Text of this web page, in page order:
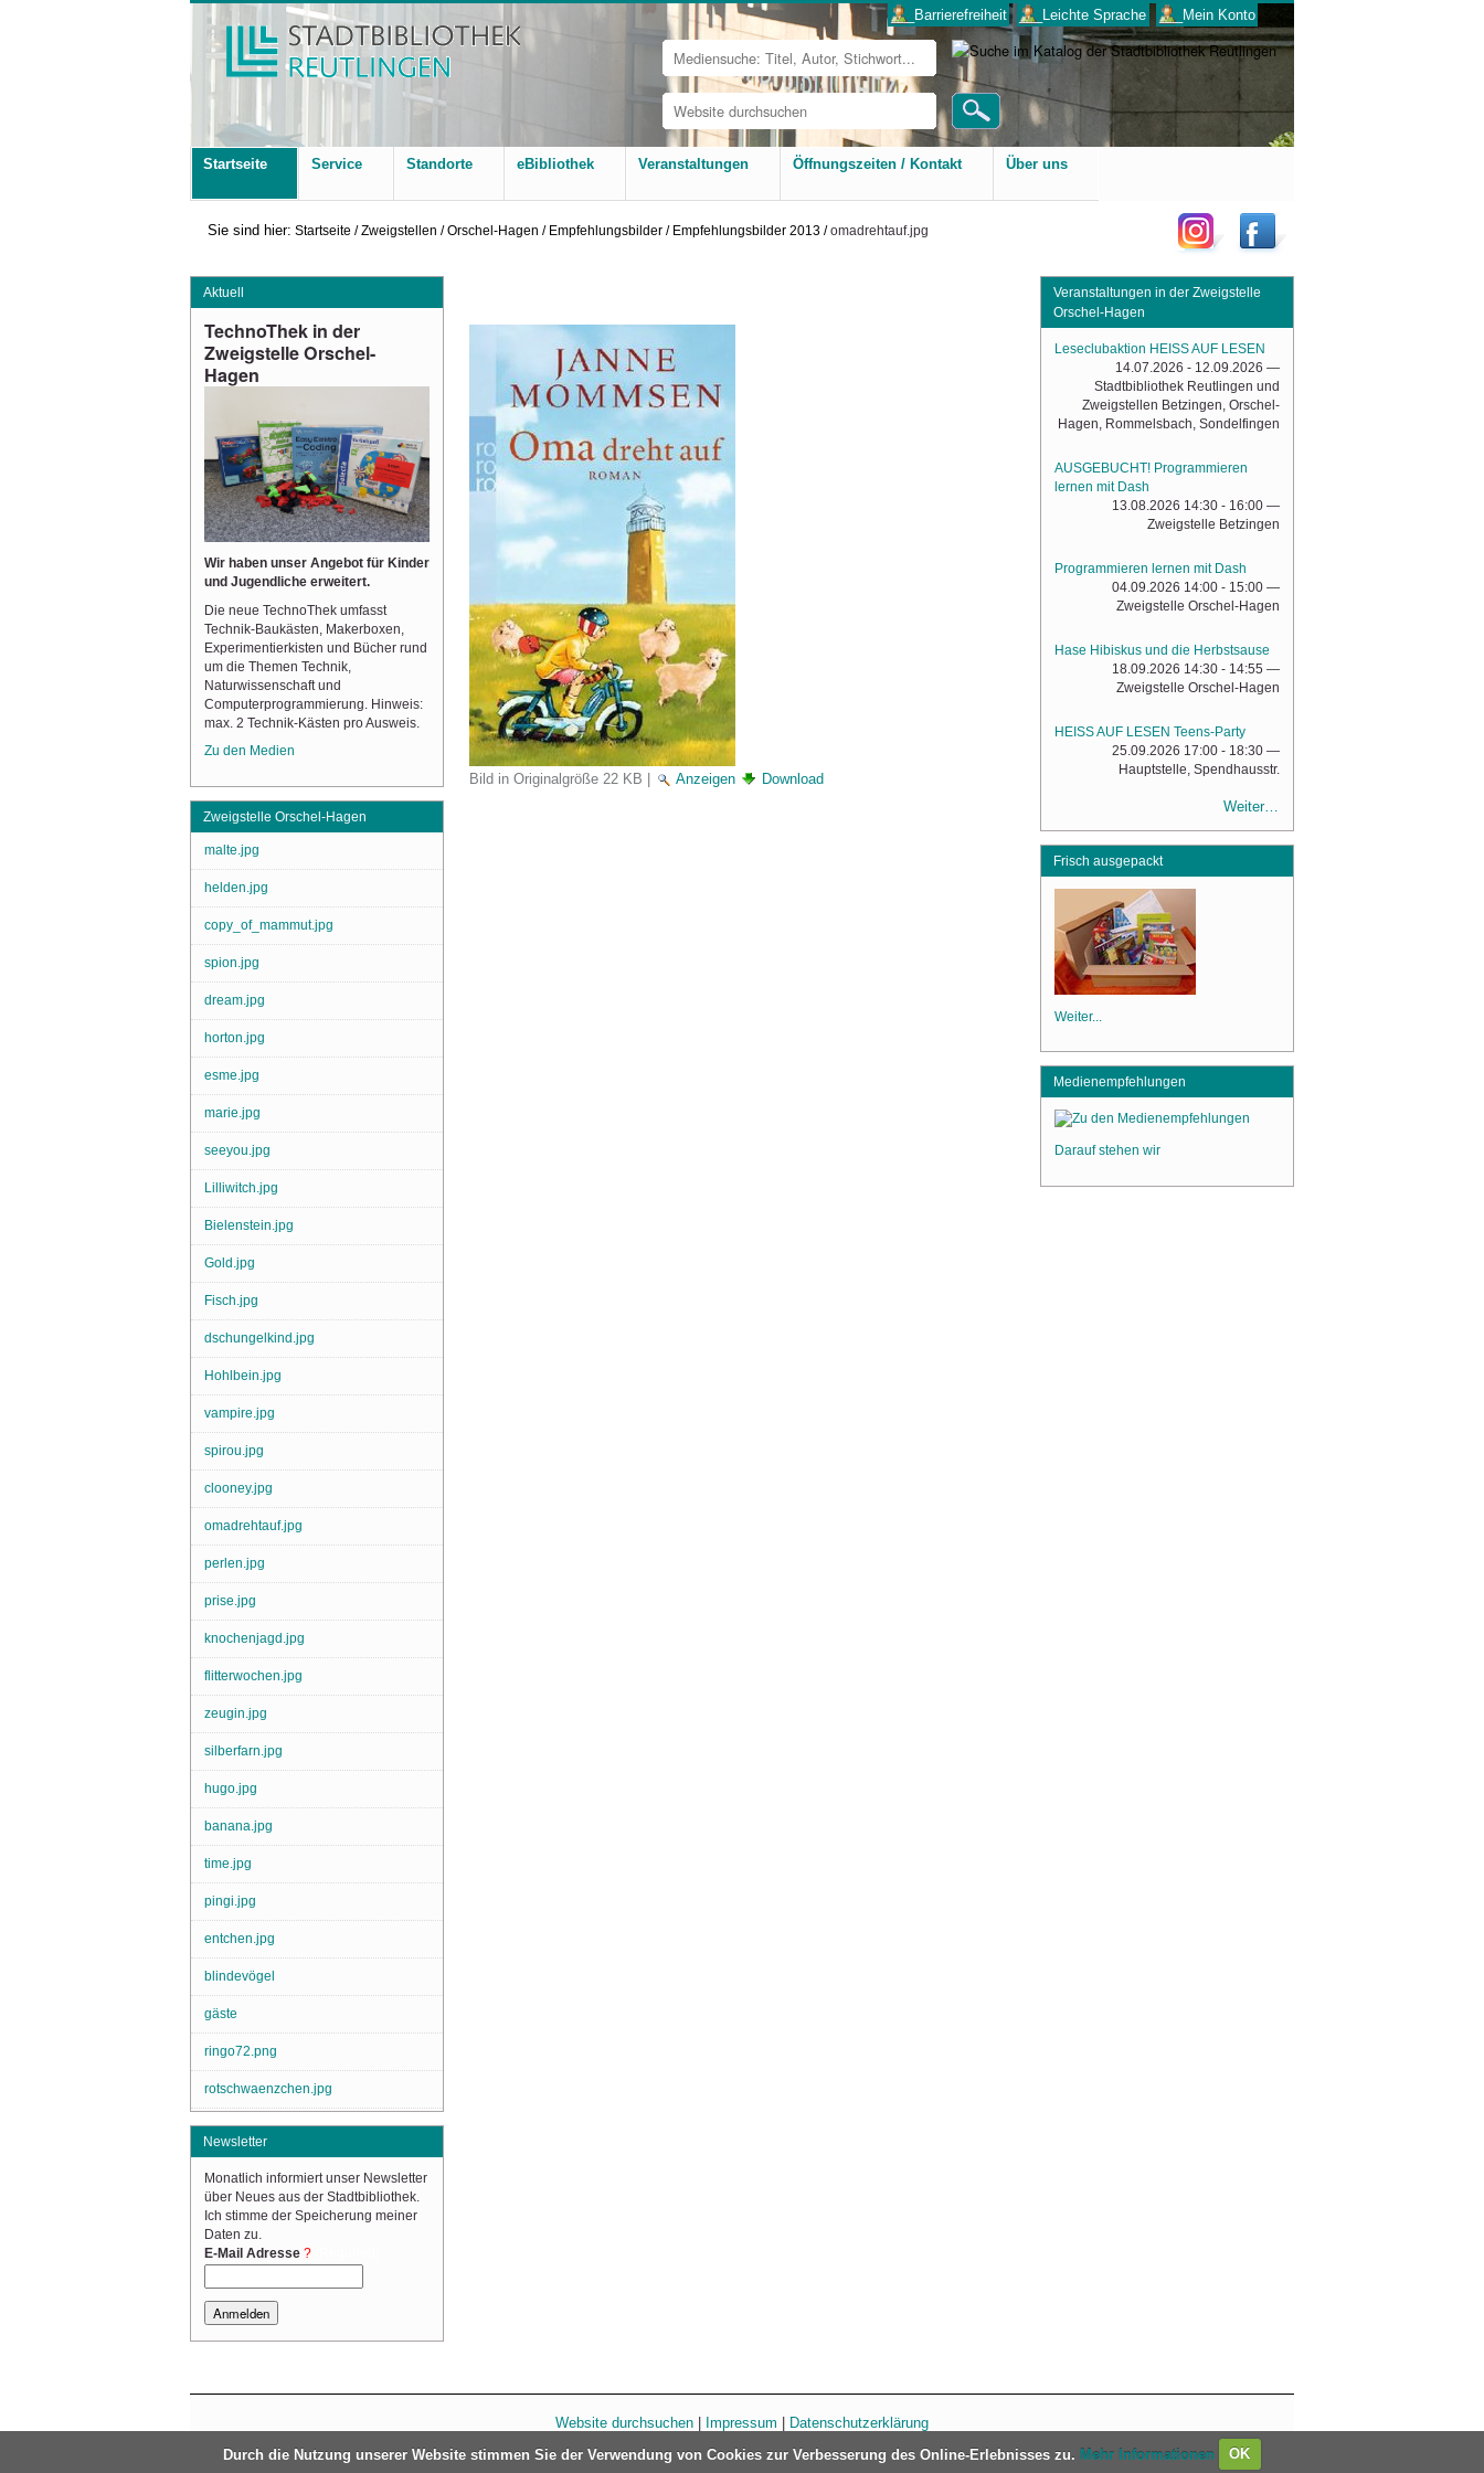
Website
durchsuchen
Erweiterte
Suche…
___Barrierefreiheit ___Leichte Sprache ___Mein Konto
Startseite Service Standorte eBibliothek Veranstaltungen Öffnungszeiten / Kontakt Über uns
Sie sind hier: Startseite /Zweigstellen /Orschel-Hagen / Empfehlungsbilder / Empfehlungsbilder 2013 /omadrehtauf.jpg
Bild in Originalgröße 22 KB Anzeigen Download
Aktuell
TechnoThek in der
Zweigstelle Orschel-
Hagen
Wir haben unser Angebot für Kinder
und Jugendliche erweitert.
Die neue TechnoThek umfasst
Technik-Baukästen, Makerboxen,
Experimentierkisten und Bücher rund
um die Themen Technik,
Naturwissenschaft und
Computerprogrammierung. Hinweis:
max. 2 Technik-Kästen pro Ausweis.
Zu den Medien
Zweigstelle Orschel-Hagen
malte.jpg
helden.jpg
copy_of_mammut.jpg
spion.jpg
dream.jpg
horton.jpg
esme.jpg
marie.jpg
seeyou.jpg
Lilliwitch.jpg
Bielenstein.jpg
Gold.jpg
Fisch.jpg
dschungelkind.jpg
Hohlbein.jpg
vampire.jpg
spirou.jpg
clooney.jpg
omadrehtauf.jpg
perlen.jpg
prise.jpg
knochenjagd.jpg
flitterwochen.jpg
zeugin.jpg
silberfarn.jpg
hugo.jpg
banana.jpg
time.jpg
pingi.jpg
entchen.jpg
blindevögel
gäste
ringo72.png
rotschwaenzchen.jpg
Newsletter
Monatlich informiert unser Newsletter
über Neues aus der Stadtbibliothek.
Ich stimme der Speicherung meiner
Daten zu.
E-Mail Adresse
Veranstaltungen in der Zweigstelle
Orschel-Hagen
Leseclubaktion HEISS AUF LESEN
14.07.2026 - 12.09.2026 —
Stadtbibliothek Reutlingen und
Zweigstellen Betzingen, Orschel-
Hagen, Rommelsbach, Sondelfingen
AUSGEBUCHT! Programmieren
lernen mit Dash
13.08.2026 14:30 - 16:00 —
Zweigstelle Betzingen
Programmieren lernen mit Dash
04.09.2026 14:00 - 15:00 —
Zweigstelle Orschel-Hagen
Hase Hibiskus und die Herbstsause
18.09.2026 14:30 - 14:55 —
Zweigstelle Orschel-Hagen
HEISS AUF LESEN Teens-Party
25.09.2026 17:00 - 18:30 —
Hauptstelle, Spendhausstr.
Weiter…
Frisch ausgepackt
Weiter...
Medienempfehlungen
Darauf stehen wir
Website durchsuchen Impressum
Datenschutzerklärung
Durch die Nutzung unserer Website stimmen Sie der Verwendung von Cookies zur Verbesserung des Online-Erlebnisses zu. Mehr Informationen OK